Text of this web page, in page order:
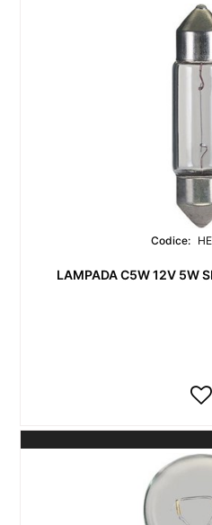
Codice:
LAMPADA C5W 12V 5W